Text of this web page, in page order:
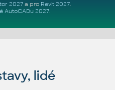
2027a pro Revit 2027.
AutoCADu 2027.
lidé